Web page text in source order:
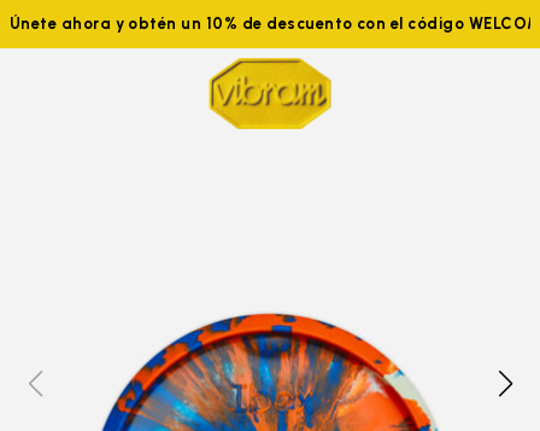
Únete ahora y obtén un 10% de descuento con el código